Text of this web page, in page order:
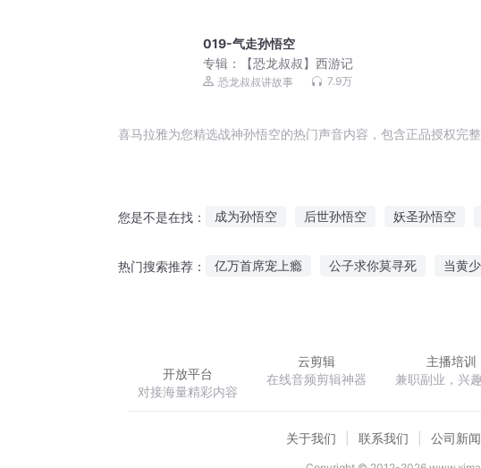
019-气走孙悟空
专辑：
【恐龙叔叔】西游记
恐龙叔叔讲故事 7.9万
喜马拉雅为您精选战神孙悟空的热门声音内容，包含正品授权完
您是不是在找： 成为孙悟空 后世孙悟空 妖圣孙悟空
热门搜索推荐： 亿万首席宠上瘾 公子求你莫寻死 当黄
开放平台
对接海量精彩内容
云剪辑
在线音频剪辑神器
主播培训
兼职副业，兴
关于我们 联系我们 公司新闻